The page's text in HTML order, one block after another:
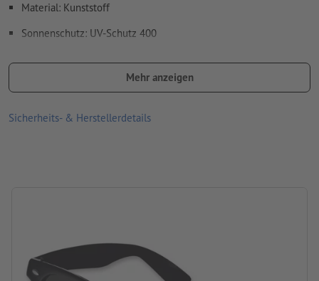
Material: Kunststoff
Sonnenschutz: UV-Schutz 400
Druckstand: auf einem Bügel
Mehr anzeigen
Sicherheits- & Herstellerdetails